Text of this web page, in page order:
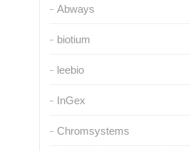
Abways
biotium
leebio
InGex
Chromsystems